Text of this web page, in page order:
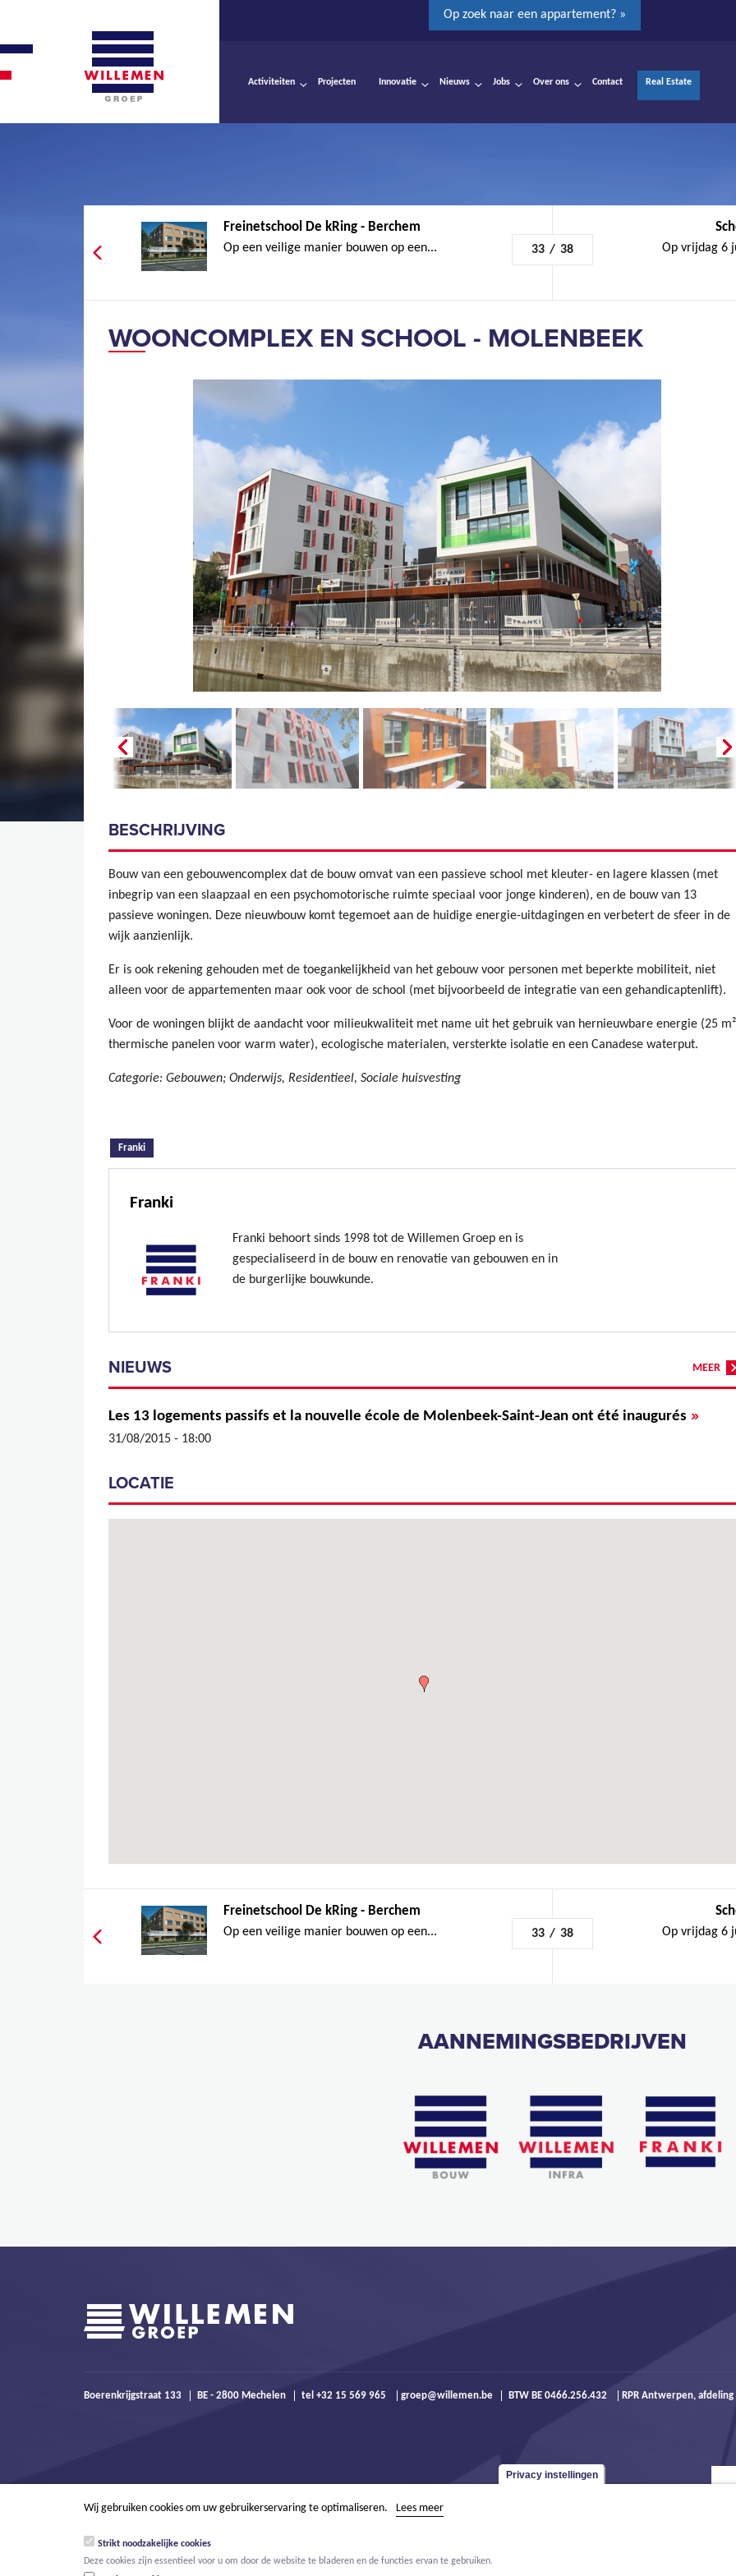
Op zoek naar een appartement? »
Activiteiten Projecten Innovatie Nieuws Jobs Over ons Contact Real Estate
Freinetschool De kRing - Berchem
Op een veilige manier bouwen op een... 33 / 38 Op vrijdag 6
WOONCOMPLEX EN SCHOOL - MOLENBEEK
BESCHRIJVING
Bouw van een gebouwencomplex dat de bouw omvat van een passieve school met kleuter- en lagere klassen (met
inbegrip van een slaapzaal en een psychomotorische ruimte speciaal voor jonge kinderen), en de bouw van 13
passieve woningen. Deze nieuwbouw komt tegemoet aan de huidige energie-uitdagingen en verbetert de sfeer in de
wijk aanzienlijk.
Er is ook rekening gehouden met de toegankelijkheid van het gebouw voor personen met beperkte mobiliteit, niet
alleen voor de appartementen maar ook voor de school (met bijvoorbeeld de integratie van een gehandicaptenlift).
Voor de woningen blijkt de aandacht voor milieukwaliteit met name uit het gebruik van hernieuwbare energie (25 m²
thermische panelen voor warm water), ecologische materialen, versterkte isolatie en een Canadese waterput.
Categorie: Gebouwen; Onderwijs, Residentieel, Sociale huisvesting
Franki
Franki
Franki behoort sinds 1998 tot de Willemen Groep en is
gespecialiseerd in de bouw en renovatie van gebouwen en in
de burgerlijke bouwkunde.
MEER
NIEUWS
Les 13 logements passifs et la nouvelle école de Molenbeek-Saint-Jean ont été inaugurés »
31/08/2015 - 18:00
LOCATIE
Freinetschool De kRing - Berchem
Op een veilige manier bouwen op een... 33 / 38 Op vrijdag 6
AANNEMINGSBEDRIJVEN
Boerenkrijgstraat 133 BE - 2800 Mechelen tel +32 15 569 965 groep@willemen.be BTW BE 0466.256.432 RPR Antwerpen,
Privacy instellingen
Wij gebruiken cookies om uw gebruikerservaring te optimaliseren. Lees meer
Strikt noodzakelijke cookies
Deze cookies zijn essentieel voor u om door de website te bladeren en de functies ervan te gebruiken.